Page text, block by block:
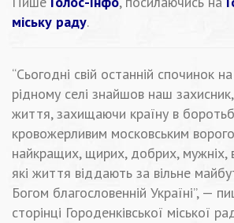
міську раду.
“Сьогодні свій останній спочинок
рідному селі знайшов наш
життя, захищаючи країну в
кровожерливим московським
найкращих, щирих, добрих, мужніх,
які життя віддають за вільне
Богом благословенній Україні”, —
сторінці Городенківської міської